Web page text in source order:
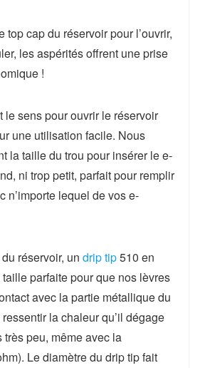
top cap du réservoir pour l’ouvrir,
les aspérités offrent une prise
!
le sens pour ouvrir le réservoir
une utilisation facile. Nous
la taille du trou pour insérer le e-
ni trop petit, parfait pour remplir
n’importe lequel de vos e-
réservoir, un drip tip510 en
taille parfaitepour que nos lèvres
avec la partie métallique du
la chaleur qu’il dégage
peu, même avec la
Le diamètre du drip tip fait